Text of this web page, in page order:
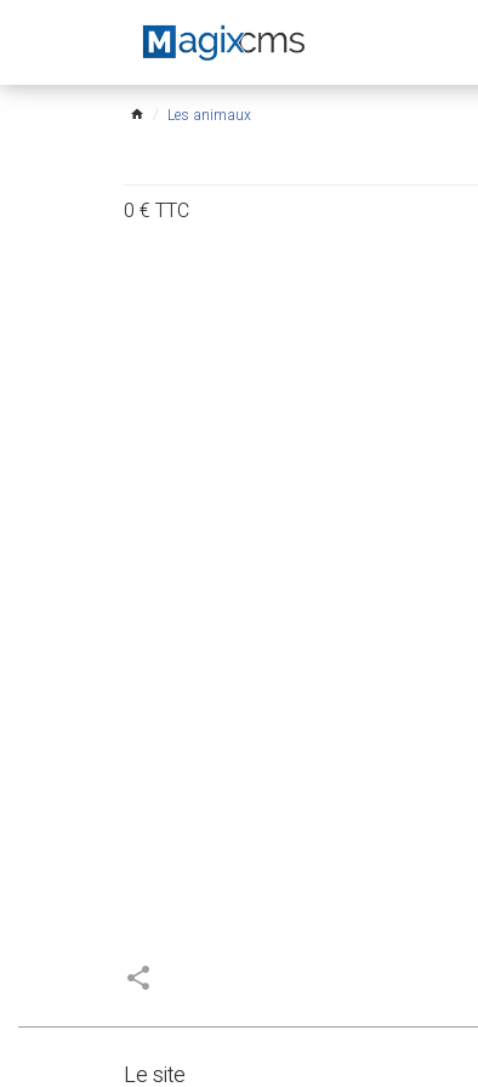
home Les animaux
0 € TTC
share
Le site